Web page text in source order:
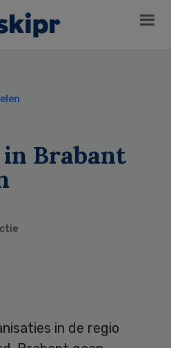
Brabant
in de regio